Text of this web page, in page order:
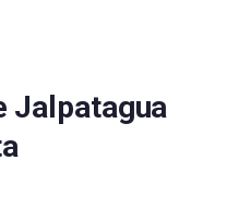
Jalpatagua